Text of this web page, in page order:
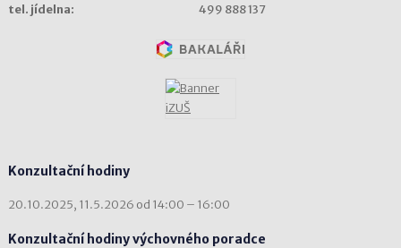
tel. jídelna:
499 888 137
Konzultační hodiny
20.10.2025, 11.5.2026 od 14:00 – 16:00
Konzultační hodiny výchovného poradce